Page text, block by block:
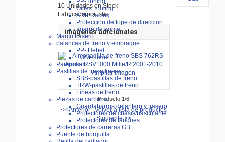
Gilles Tooling
ARP Racing
Proteccion de tope de direccion
agarre de goma
Marco trasero
palancas de freno y embrague
PP- Hebel
TWM-Hebel
Parabrisas
Pastillas de freno lineas
SBS-pastillas de freno
TRW-pastillas de freno
Líneas de freno
Piezas de carbono
Guardabarros delantero y trasero
Protectores de chasis/basculante
Protectores de tanques
Protectores de carreras GB
Puente de horquilla
10 Unidades en Stock
Fabricado por: sbs
imágenes adicionales
Ampliar imagen
Producto 1/6
<< Anterior Volver a lista de productos
Siguiente >>